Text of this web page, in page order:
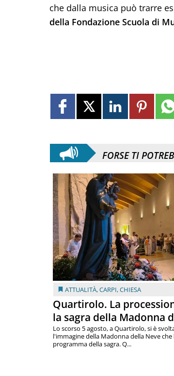
che dalla musica può trarre
della Fondazione Scuola di
FORSE TI
ATTUALITÀ,CARPI,CHIESA
Quartirolo. La
la sagra della Madonna
Lo scorso 5 agosto, a Quartirolo, si è
l'immagine della Madonna della Neve
programma della sagra. Q...